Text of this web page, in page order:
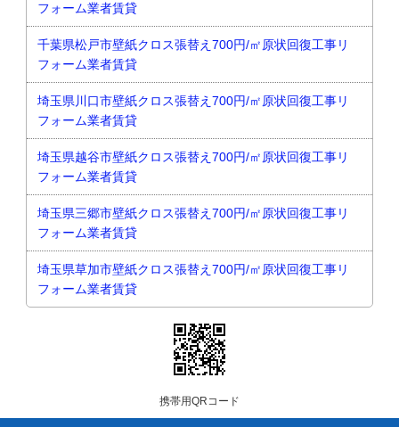
フォーム業者賃貸
千葉県松戸市壁紙クロス張替え700円/㎡原状回復工事リ
フォーム業者賃貸
埼玉県川口市壁紙クロス張替え700円/㎡原状回復工事リ
フォーム業者賃貸
埼玉県越谷市壁紙クロス張替え700円/㎡原状回復工事リ
フォーム業者賃貸
埼玉県三郷市壁紙クロス張替え700円/㎡原状回復工事リ
フォーム業者賃貸
埼玉県草加市壁紙クロス張替え700円/㎡原状回復工事リ
フォーム業者賃貸
携帯用QRコード